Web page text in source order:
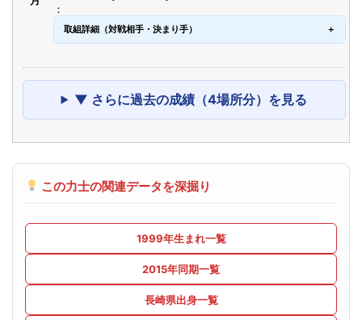
取組詳細（対戦相手・決まり手）
▼ さらに過去の成績（4場所分）を見る
この力士の関連データを深掘り
1999年生まれ一覧
2015年同期一覧
長崎県出身一覧